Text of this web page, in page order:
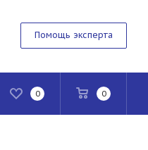
Помощь эксперта
0 0